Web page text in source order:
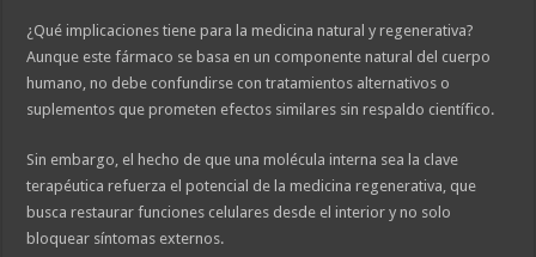
¿Qué implicaciones tiene para la medicina natural y regenerativa?
Aunque este fármaco se basa en un componente natural del cuerpo
humano, no debe confundirse con tratamientos alternativos o
suplementos que prometen efectos similares sin respaldo científico.
Sin embargo, el hecho de que una molécula interna sea la clave
terapéutica refuerza el potencial de la medicina regenerativa, que
busca restaurar funciones celulares desde el interior y no solo
bloquear síntomas externos.